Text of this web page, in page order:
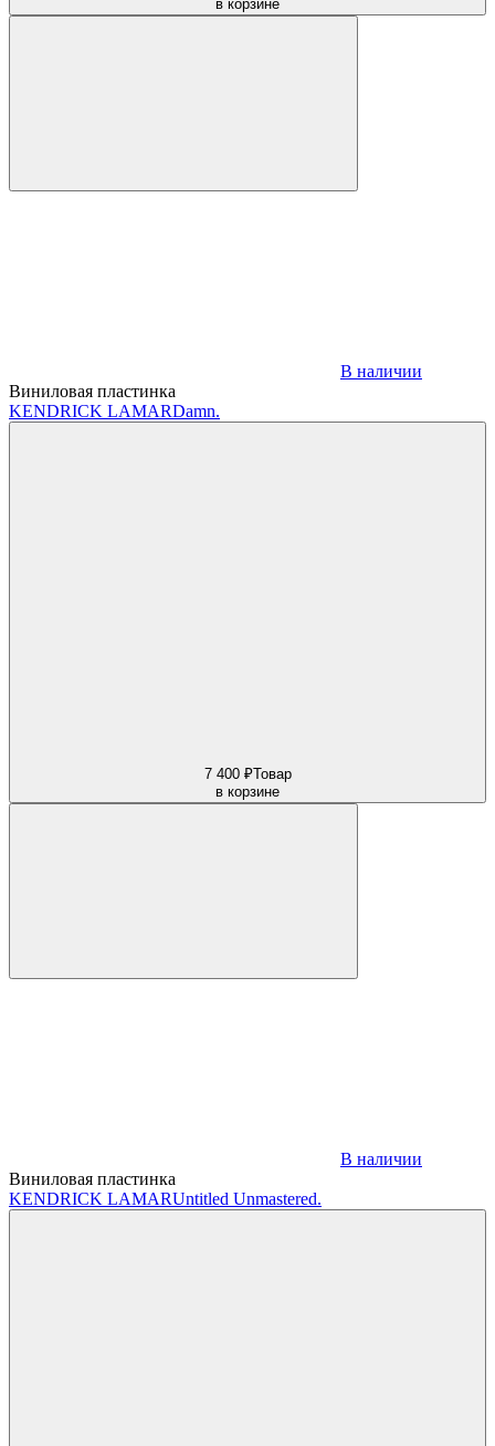
в корзине
В наличии
Виниловая пластинка
KENDRICK LAMARDamn.
7 400 ₽Товар
в корзине
В наличии
Виниловая пластинка
KENDRICK LAMARUntitled Unmastered.